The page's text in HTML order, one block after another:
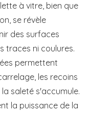
à vitre, bien que
se révèle
des surfaces
traces ni coulures.
permettent
les recoins
saleté s'accumule.
la puissance de la